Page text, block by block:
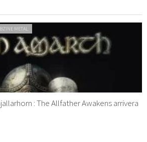
METAL
: The Allfather Awakens arrivera